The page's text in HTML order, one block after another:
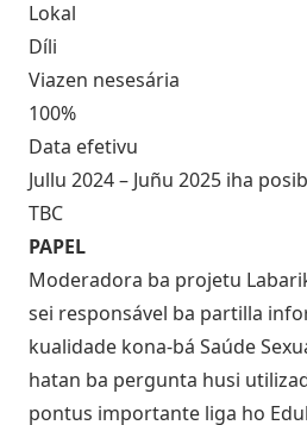
Lokal
Díli
Viazen nesesária
100%
Data efetivu
Jullu 2024 – Juñu 2025 iha
TBC
PAPEL
Moderadora ba projetu
sei responsável ba partilla
kualidade kona-bá Saúde
hatan ba pergunta husi
pontus importante liga ho